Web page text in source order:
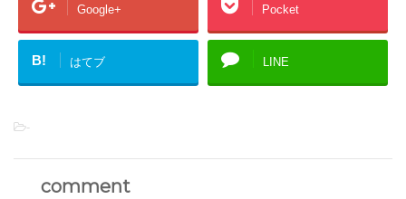
Google+ Pocket
B! はてブ LINE
-
comment